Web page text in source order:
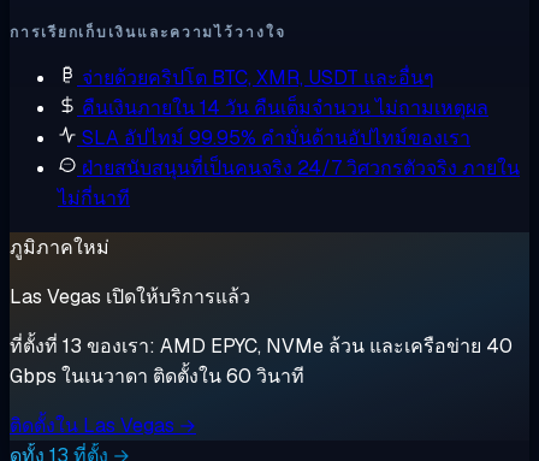
การเรียกเก็บเงินและความไว้วางใจ
จ่ายด้วยคริปโต BTC, XMR, USDT และอื่นๆ
คืนเงินภายใน 14 วัน คืนเต็มจำนวน ไม่ถามเหตุผล
SLA อัปไทม์ 99.95% คำมั่นด้านอัปไทม์ของเรา
ฝ่ายสนับสนุนที่เป็นคนจริง 24/7วิศวกรตัวจริง ภายใน
ไม่กี่นาที
ภูมิภาคใหม่
Las Vegas เปิดให้บริการแล้ว
ที่ตั้งที่ 13 ของเรา: AMD EPYC, NVMe ล้วน และเครือข่าย 40
Gbps ในเนวาดา ติดตั้งใน 60 วินาที
ติดตั้งใน Las Vegas →
ดูทั้ง 13 ที่ตั้ง →